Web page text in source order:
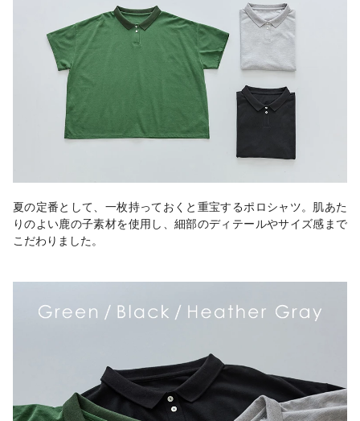
夏の定番として、一枚持っておくと重宝するポロシャツ。肌あた
りのよい鹿の子素材を使用し、細部のディテールやサイズ感まで
こだわりました。